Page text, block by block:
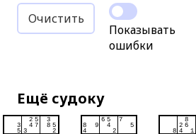
Очистить
Показывать
ошибки
Ещё судоку